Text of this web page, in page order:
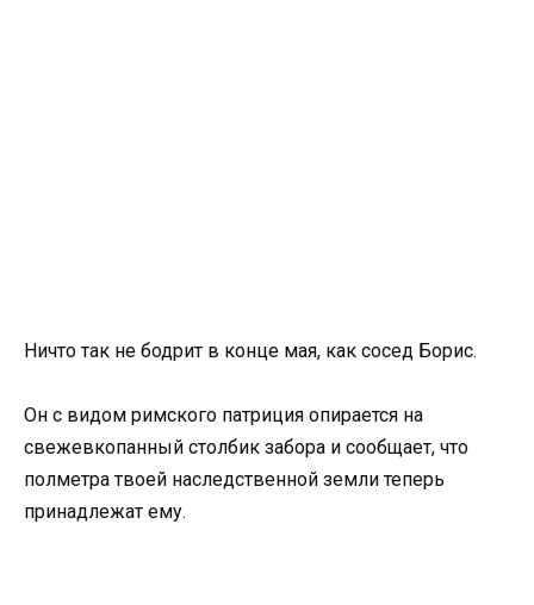
Ничто так не бодрит в конце мая, как сосед Борис.
Он с видом римского патриция опирается на
свежевкопанный столбик забора и сообщает, что
полметра твоей наследственной земли теперь
принадлежат ему.